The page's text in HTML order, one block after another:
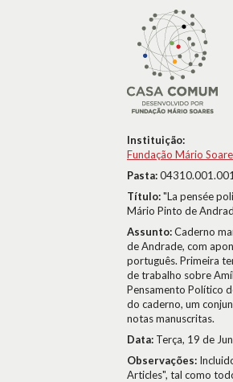
Instituição:
Fundação Mário
Pasta:04310.001.001
Título:"La pensée
Mário Pinto de
Assunto:Caderno
de Andrade, com
português. Primeira
de trabalho sobre
Pensamento Político
do caderno, um
notas manuscritas.
Data: Terça, 19 de
Observações:
Articles", tal como